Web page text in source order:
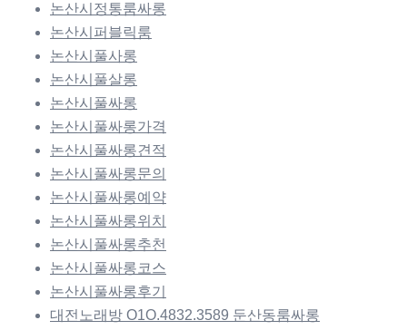
논산시정통룸싸롱
논산시퍼블릭룸
논산시풀사롱
논산시풀살롱
논산시풀싸롱
논산시풀싸롱가격
논산시풀싸롱견적
논산시풀싸롱문의
논산시풀싸롱예약
논산시풀싸롱위치
논산시풀싸롱추천
논산시풀싸롱코스
논산시풀싸롱후기
대전노래방 O1O.4832.3589 둔산동룸싸롱